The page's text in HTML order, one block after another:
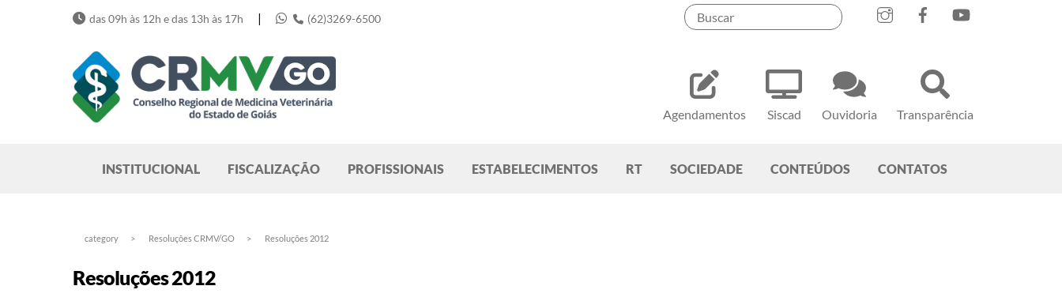
Agendamentos Siscad Ouvidoria Transparência
das 09h às 12h e das 13h às 17h | (62)3269-6500
INSTITUCIONAL FISCALIZAÇÃO PROFISSIONAIS ESTABELECIMENTOS RT SOCIEDADE CONTEÚDOS CONTATOS
category > Resoluções CRMV/GO > Resoluções 2012
Resoluções 2012